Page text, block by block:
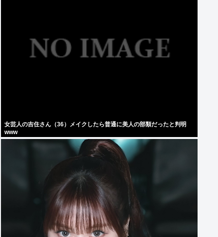
女芸人の吉住さん（36）メイクしたら普通に美人の部類だったと判明
www